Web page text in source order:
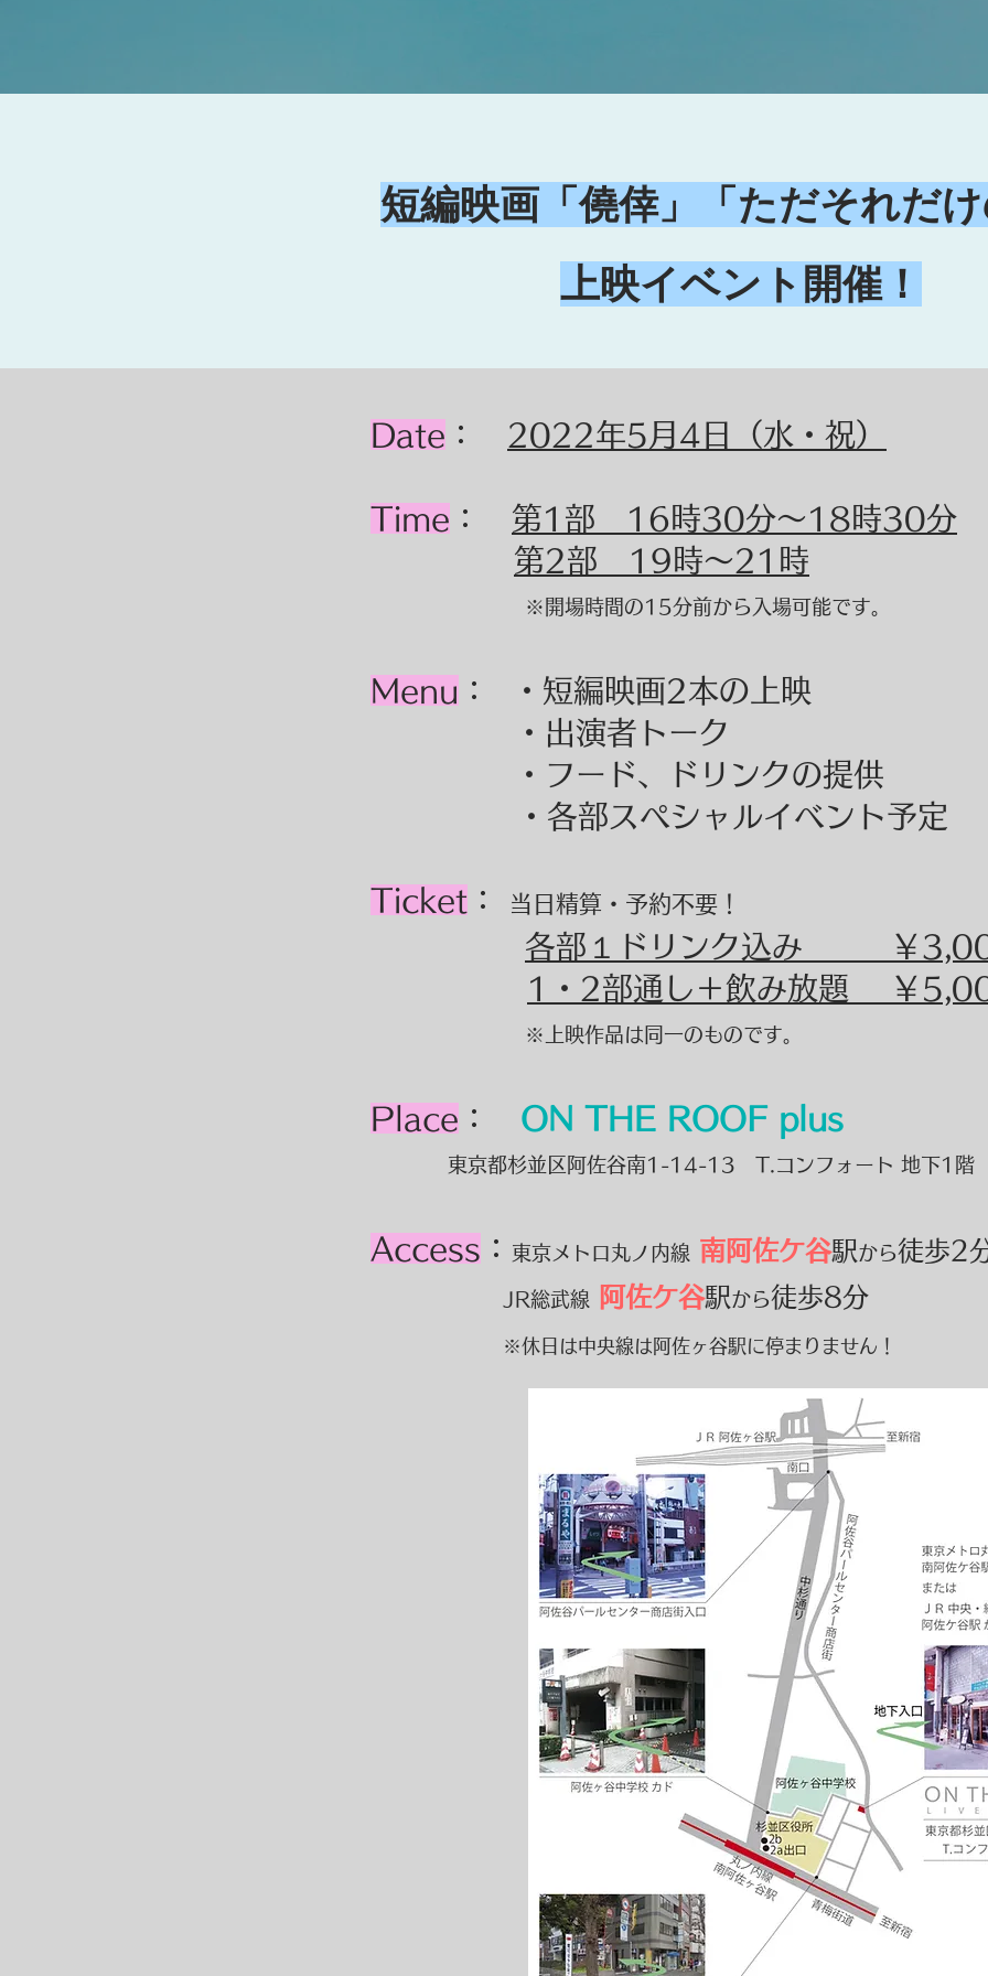
短編映画「僥倖」「ただそれだ
​上映イベント開催！
Date ： ​2022年5月4日（水・祝）
Time ： 第1部 16時30分～18時30分
第2部 19時～21時
※開場時間の15分前から入場可能です。
Menu ： ・短編映画2本の上映
・出演者トーク
​・フード、ドリンクの提供
・各部スペシャルイベント予定
Ticket ： 当日精算・予約不要！
各部１ドリンク込み ￥
1・2部通し＋飲み放題 ￥
※上映作品は同一のものです。
Place ： ON THE ROOF plus
東京都杉並区阿佐谷南1-14-13 T.コンフォート 地下1階
Access ： 東京メトロ丸ノ内線 南阿佐ケ谷駅から徒歩2
JR総武線 阿佐ケ谷駅から徒歩8分
※休日は中央線は阿佐ヶ谷駅に停まりません！